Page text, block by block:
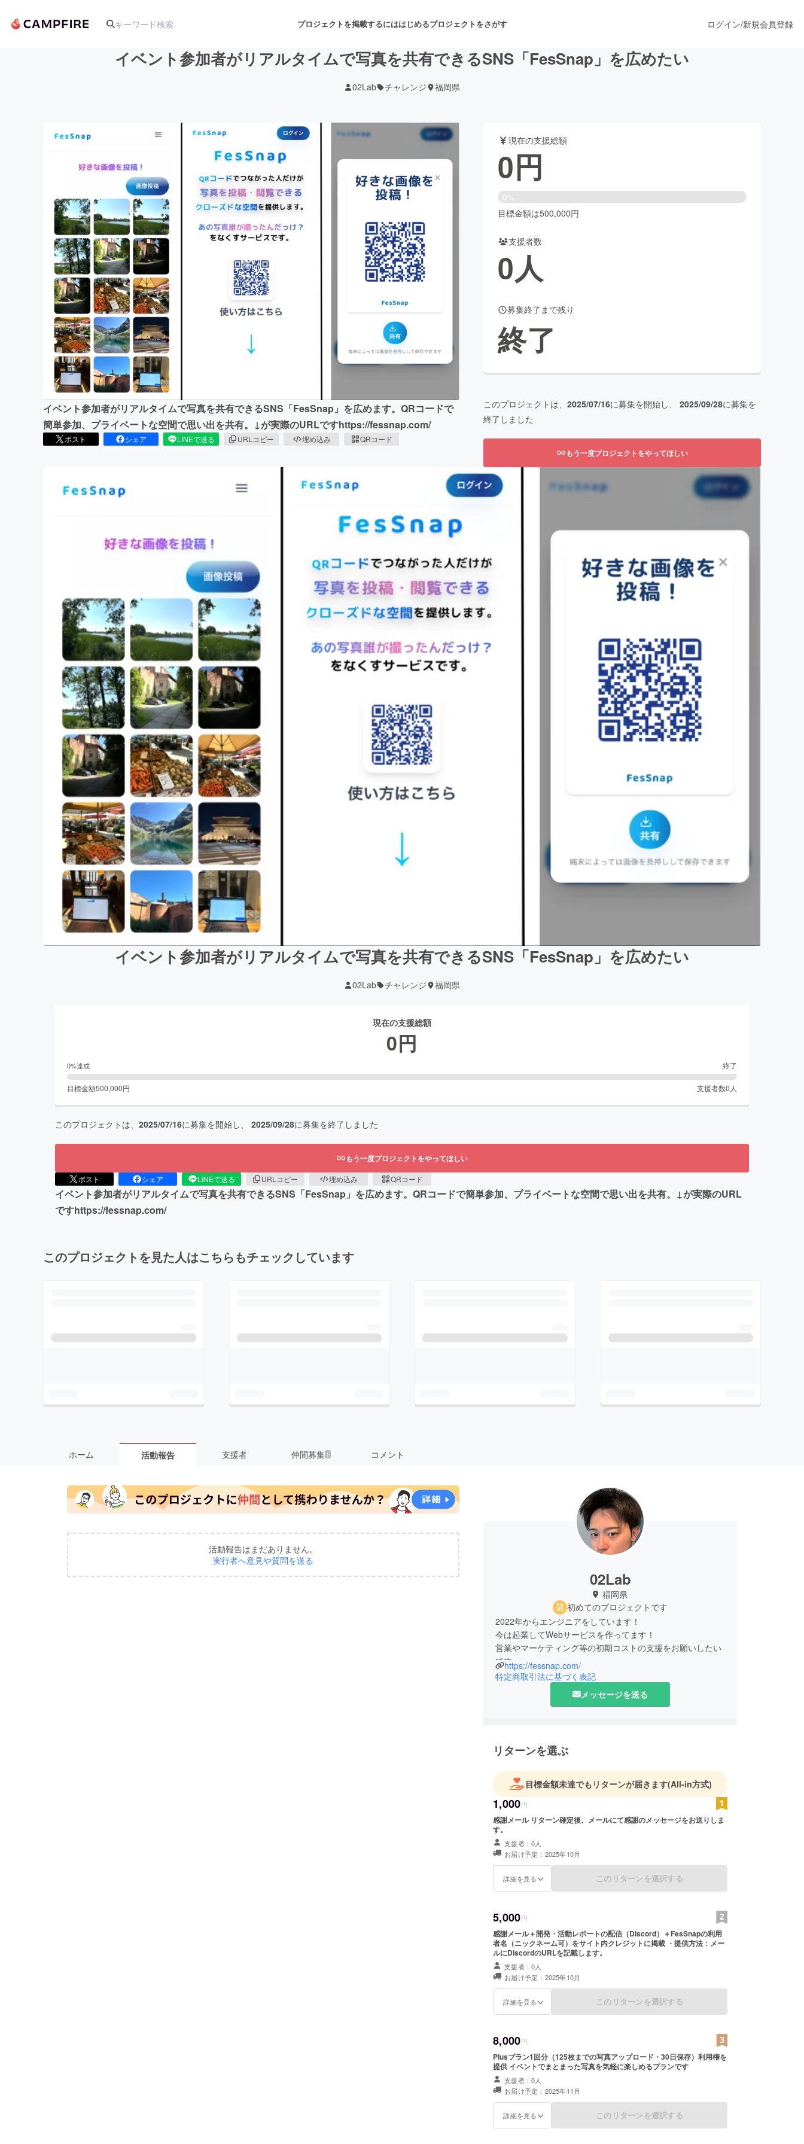
プロジェクトを掲載するにははじめるプロジェクトをさがす
舞台・パフォーマンス
テクノロジー・ガジェット ゲーム・サービス開発
映像・映画 書籍・雑誌出版
ビジネス・起業 チャレンジ ビューティー・ヘルスケア
まちづくり・地域活性化
CAMPFIREふるさと納税machi-ya
ログイン/新規会員登録
イベント参加者がリアルタイムで写真を共有できるSNS「FesSnap」を広めたい
02Lab チャレンジ 福岡県
イベント参加者がリアルタイムで写真を共有できるSNS「FesSnap」を広めます。QRコードで
簡単参加、プライベートな空間で思い出を共有。↓が実際のURLですhttps://fessnap.com/
ポスト シェア LINEで送る URLコピー 埋め込み QRコード
現在の支援総額
0円
0%
目標金額は500,000円
支援者数
0人
募集終了まで残り
終了
このプロジェクトは、 2025/07/16に募集を開始し、 2025/09/28に募集を
終了しました
もう一度プロジェクトをやってほしい
イベント参加者がリアルタイムで写真を共有できるSNS「FesSnap」を広めたい
02Lab チャレンジ 福岡県
現在の支援総額
0円
0%達成 終了
目標金額500,000円 支援者数0 人
このプロジェクトは、 2025/07/16に募集を開始し、 2025/09/28に募集を終了しました
もう一度プロジェクトをやってほしい
ポスト シェア LINEで送る URLコピー 埋め込み QRコード
イベント参加者がリアルタイムで写真を共有できるSNS「FesSnap」を広めます。QRコードで簡単参加、プライベートな空間で思い出を共有。↓が実際のURL
ですhttps://fessnap.com/
このプロジェクトを見た人はこちらもチェックしています
ホーム 活動報告 支援者 仲間募集 1 コメント
活動報告はまだありません。
実行者へ意見や質問を送る
02Lab
福岡県
初めてのプロジェクトです
2022年からエンジニアをしています！
今は起業してWebサービスを作ってます！
営業やマーケティング等の初期コストの支援をお願いしたい
です。
目標：2025年11月までにユーザー数1000人、イベント数50
を目標にしています。
https://fessnap.com/
特定商取引法に基づく表記
メッセージを送る
リターンを選ぶ
目標金額未達でもリターンが届きます(All-in方式)
1,000円
感謝メール リターン確定後、メールにて感謝のメッセージをお送りしま
す。
支援者：0人
お届け予定：2025年10月
詳細を見る このリターンを選択する
5,000円
感謝メール＋開発・活動レポートの配信（Discord）＋FesSnapの利用
者名（ニックネーム可）をサイト内クレジットに掲載 ・提供方法：メー
ルにDiscordのURLを記載します。
支援者：0人
お届け予定：2025年10月
詳細を見る このリターンを選択する
8,000円
Plusプラン1回分（125枚までの写真アップロード・30日保存）利用権を
提供 イベントでまとまった写真を気軽に楽しめるプランです
支援者：0人
お届け予定：2025年11月
詳細を見る このリターンを選択する